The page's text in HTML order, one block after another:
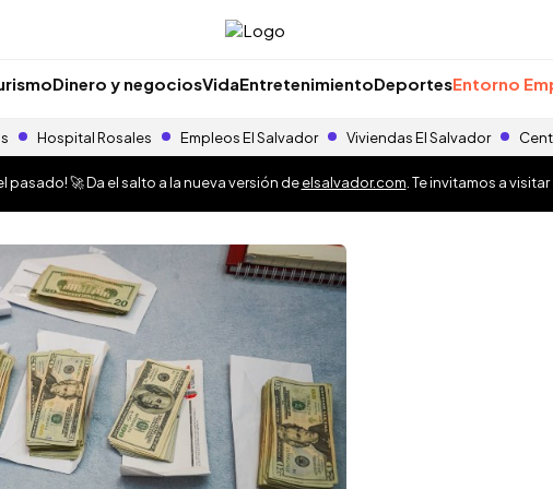
Dinero y negociosVidaEntretenimientoDeportesEntorno
Hospital Rosales Empleos El Salvador Viviendas El Salvador
pasado! 🚀 Da el salto a la nueva versión deelsalvador.com . Te invitamos a